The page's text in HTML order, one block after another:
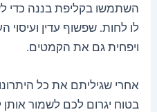
השתמשו בקליפת בננה כדי
לו לחות. שפשוף עדין ועיסוי
ויפחית גם את הקמטים.
אחרי שגיליתם את כל
בטוח יגרום לכם לשמור אותן